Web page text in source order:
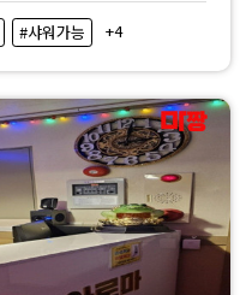
#샤워가능 +4